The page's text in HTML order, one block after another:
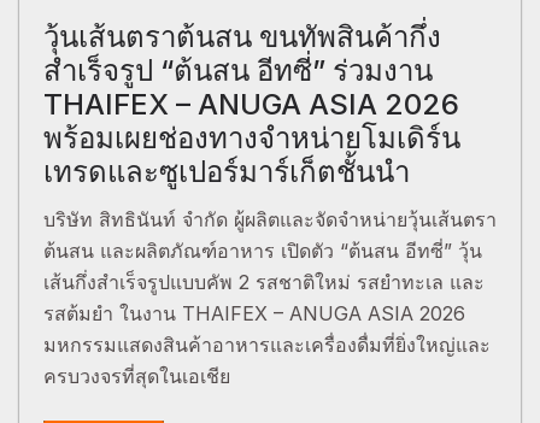
วุ้นเส้นตราต้นสน ขนทัพสินค้ากึ่ง
สำเร็จรูป “ต้นสน อีทซี่” ร่วมงาน
THAIFEX – ANUGA ASIA 2026
พร้อมเผยช่องทางจำหน่ายโมเดิร์น
เทรดและซูเปอร์มาร์เก็ตชั้นนำ
บริษัท สิทธินันท์ จำกัด ผู้ผลิตและจัดจำหน่ายวุ้นเส้นตรา
ต้นสน และผลิตภัณฑ์อาหาร เปิดตัว “ต้นสน อีทซี่” วุ้น
เส้นกึ่งสำเร็จรูปแบบคัพ 2 รสชาติใหม่ รสยำทะเล และ
รสต้มยำ ในงาน THAIFEX – ANUGA ASIA 2026
มหกรรมแสดงสินค้าอาหารและเครื่องดื่มที่ยิ่งใหญ่และ
ครบวงจรที่สุดในเอเชีย